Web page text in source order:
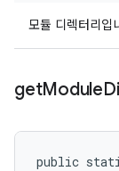
모듈 디렉터리입
getModule
public